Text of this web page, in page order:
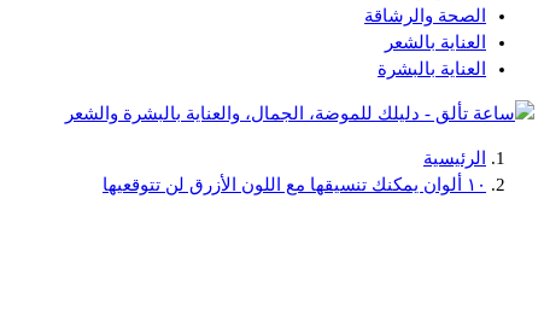
الصحة والرشاقة
العناية بالشعر
العناية بالبشرة
دليلك للموضة، الجمال، والعناية بالبشرة والشعر
الرئيسية
١٠ ألوان يمكنك تنسيقها مع اللون الأزرق لن تتوقعيها